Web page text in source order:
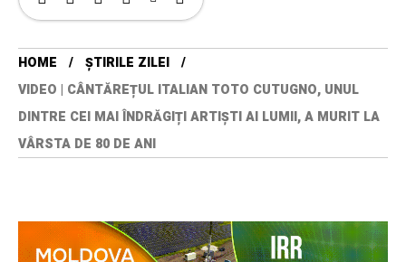
HOME
ȘTIRILE ZILEI
VIDEO | CÂNTĂREȚUL ITALIAN TOTO CUTUGNO, UNUL
DINTRE CEI MAI ÎNDRĂGIȚI ARTIȘTI AI LUMII, A MURIT LA
VÂRSTA DE 80 DE ANI